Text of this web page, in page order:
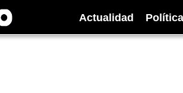
Actualidad Política